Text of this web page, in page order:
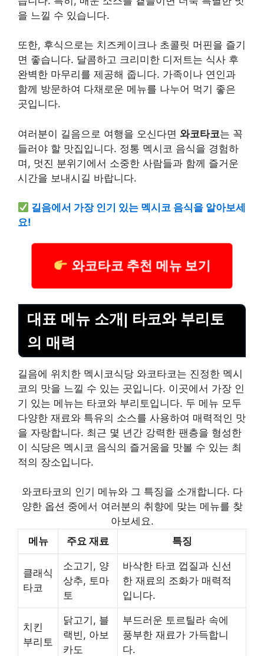
을 느낄 수 있습니다.
또한, 후식으로는 치즈케이크나 초콜릿 머핀을 즐기
면 좋습니다. 달콤하고 크리미한 디저트는 식사 후
완벽한 마무리를 제공해 줍니다. 가족이나 연인과
함께 방문하여 다채로운 메뉴를 나누어 먹기 좋은
곳입니다.
여러분이 길음으로 여행을 오신다면 와코타코는 꼭
들러야 할 맛집입니다. 정통 멕시코 음식을 경험하
며, 멋진 분위기에서 소중한 사람들과 함께 즐거운
시간을 보내시길 바랍니다.
길음에서 가장 인기 있는 멕시코 음식을 알아보세
요!
와코타코 추천 메뉴 보기
대표 메뉴 소개| 타코와 부리토
의 매력
길음에 위치한 멕시코식당 와코타코는 진정한 멕시
코의 맛을 느낄 수 있는 곳입니다. 이곳에서 가장 인
기 있는 메뉴는 타코와 부리토입니다. 두 메뉴 모두
다양한 재료와 특유의 소스를 사용하여 매력적인 맛
을 자랑합니다. 최근 몇 년간 강력한 팬층을 형성한
이 식당은 멕시코 음식의 즐거움을 맛볼 수 있는 최
적의 장소입니다.
와코타코의 인기 메뉴와 그 특징을 소개합니다. 다
양한 옵션 중에서 여러분의 취향에 맞는 메뉴를 찾
아보세요.
메뉴
주요 재료 특징
클래식
타코
소고기, 양
상추, 토마
토
바삭한 타코 껍질과 신선
한 재료의 조화가 매력적
입니다.
치킨
부리토
닭고기, 블
랙빈, 아보
카도
부드러운 토르틸라 속에
풍부한 재료가 가득합니
다.